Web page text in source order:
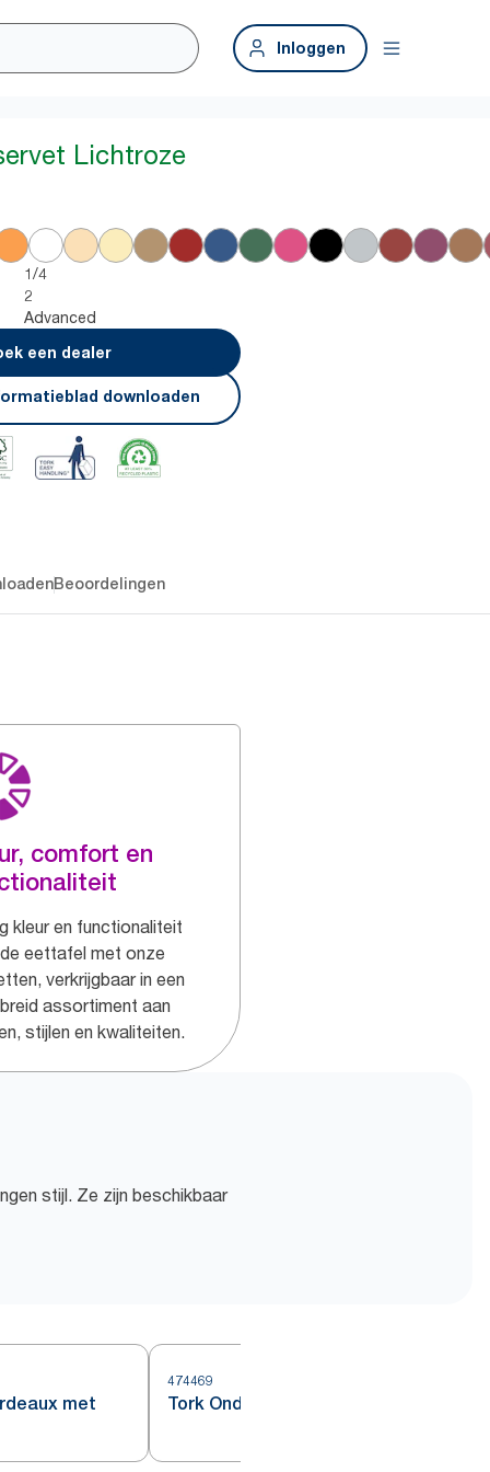
Inloggen
Lichtroze
1/4
2
Advanced
een dealer
downloaden
Beoordelingen
comfort en
kleur en functionaliteit
eettafel met onze
verkrijgbaar in een
assortiment aan
stijlen en kwaliteiten.
stijl. Ze zijn beschikbaar
met
474469
Tork Onderzetter bordeauxrood